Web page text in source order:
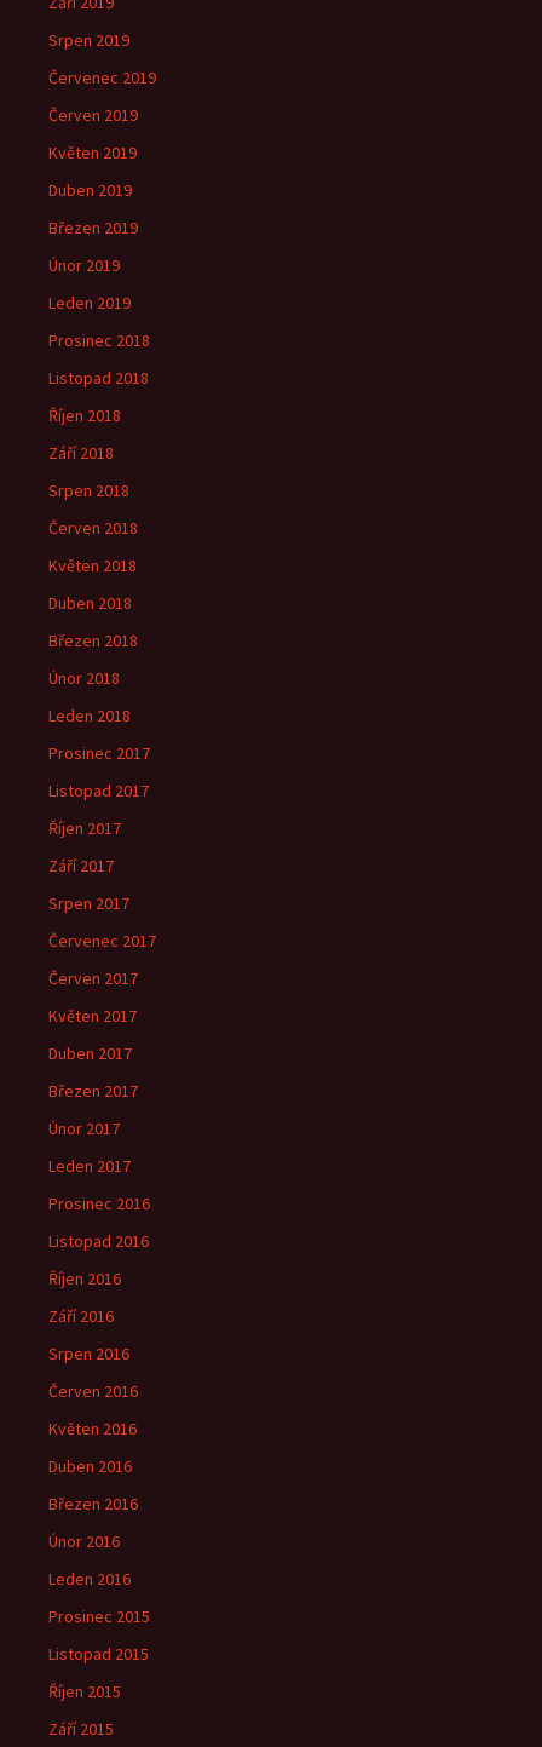
Srpen 2019
Červenec 2019
Červen 2019
Květen 2019
Duben 2019
Březen 2019
Únor 2019
Leden 2019
Prosinec 2018
Listopad 2018
Říjen 2018
Září 2018
Srpen 2018
Červen 2018
Květen 2018
Duben 2018
Březen 2018
Únor 2018
Leden 2018
Prosinec 2017
Listopad 2017
Říjen 2017
Září 2017
Srpen 2017
Červenec 2017
Červen 2017
Květen 2017
Duben 2017
Březen 2017
Únor 2017
Leden 2017
Prosinec 2016
Listopad 2016
Říjen 2016
Září 2016
Srpen 2016
Červen 2016
Květen 2016
Duben 2016
Březen 2016
Únor 2016
Leden 2016
Prosinec 2015
Listopad 2015
Říjen 2015
Září 2015